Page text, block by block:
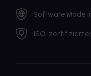
Software Made
ISO-